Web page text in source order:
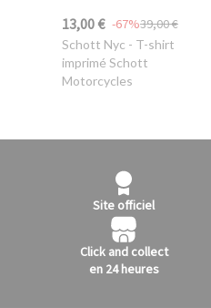
13,00 € 39,00 €
-67%
Schott Nyc - T-shirt
imprimé Schott
Motorcycles
Site officiel
Click and collect
en 24 heures